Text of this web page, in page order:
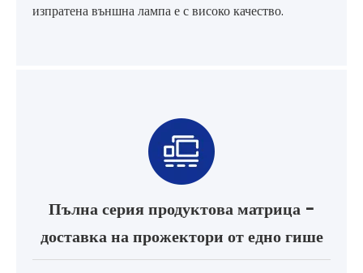
изпратена външна лампа е с високо качество.
Пълна серия продуктова матрица -
доставка на прожектори от едно гише